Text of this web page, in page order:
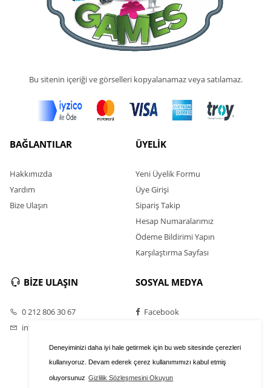
Deneyiminizi daha iyi hale getirmek için bu web sitesinde çerezleri
kullanıyoruz. Devam ederek çerez kullanımımızı kabul etmiş
oluyorsunuz Gizlilik Sözleşmesini Okuyun
Bu sitenin içeriği ve görselleri kopyalanamaz veya satılamaz.
BAĞLANTILAR
Hakkımızda
Yardım
Bize Ulaşın
ÜYELİK
Yeni Üyelik Formu
Üye Girişi
Sipariş Takip
Hesap Numaralarımız
Ödeme Bildirimi Yapın
Karşılaştırma Sayfası
BİZE ULAŞIN
0 212 806 30 67
info@hobygames.com
SOSYAL MEDYA
Facebook
Instagram
Youtube